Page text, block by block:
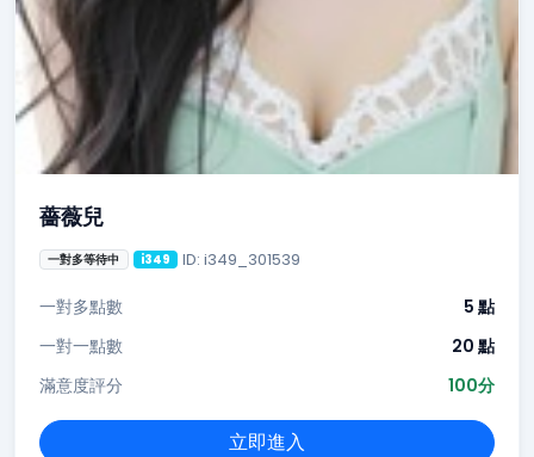
薔薇兒
一對多等待中 i349 ID: i349_301539
一對多點數
5 點
一對一點數
20 點
滿意度評分
100分
立即進入